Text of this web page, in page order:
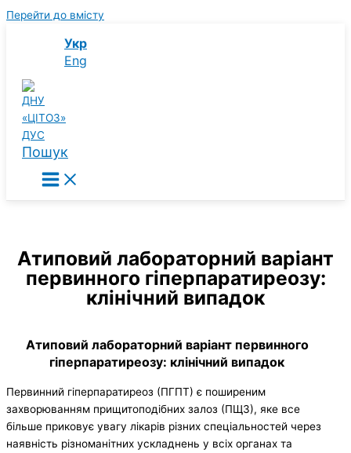
Перейти до вмісту
Укр
Eng
Пошук
Атиповий лабораторний варіант
первинного гіперпаратиреозу:
клінічний випадок
Атиповий лабораторний варіант первинного
гіперпаратиреозу: клінічний випадок
Первинний гіперпаратиреоз (ПГПТ) є поширеним
захворюванням прищитоподібних залоз (ПЩЗ), яке все
більше приковує увагу лікарів різних спеціальностей через
наявність різноманітних ускладнень у всіх органах та